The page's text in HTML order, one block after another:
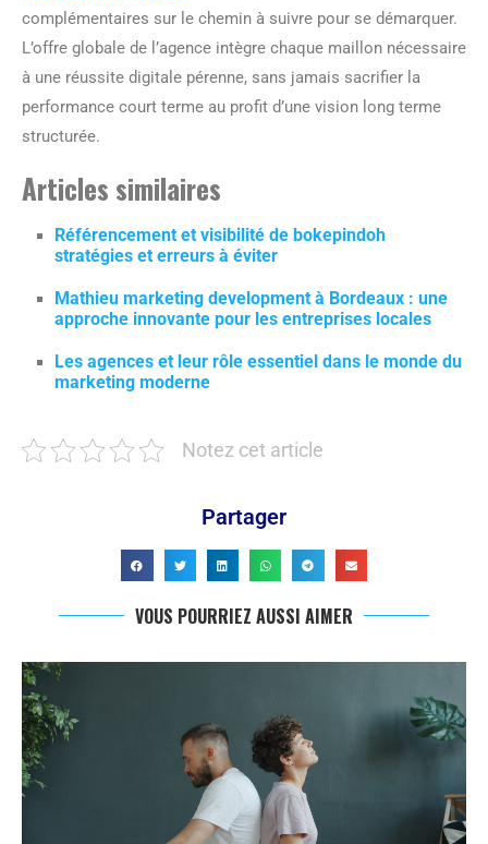
complémentaires sur le chemin à suivre pour se démarquer.
L’offre globale de l’agence intègre chaque maillon nécessaire
à une réussite digitale pérenne, sans jamais sacrifier la
performance court terme au profit d’une vision long terme
structurée.
Articles similaires
Référencement et visibilité de bokepindoh
stratégies et erreurs à éviter
Mathieu marketing development à Bordeaux : une
approche innovante pour les entreprises locales
Les agences et leur rôle essentiel dans le monde du
marketing moderne
Notez cet article
Partager
VOUS POURRIEZ AUSSI AIMER